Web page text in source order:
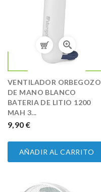
VENTILADOR ORBEGOZO
DE MANO BLANCO
BATERIA DE LITIO 1200
MAH 3...
PRECIO
9,90 €
AÑADIR AL CARRITO